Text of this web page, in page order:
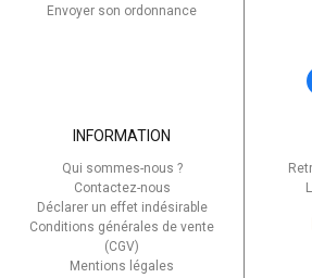
Envoyer son ordonnance
INFORMATION
Qui sommes-nous ?
Contactez-nous
Déclarer un effet indésirable
Conditions générales de vente
(CGV)
Mentions légales